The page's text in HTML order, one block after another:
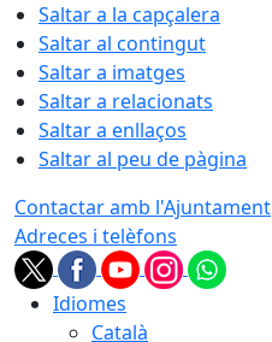
Saltar a la capçalera
Saltar al contingut
Saltar a imatges
Saltar a relacionats
Saltar a enllaços
Saltar al peu de pàgina
Contactar amb l'Ajuntament
Adreces i telèfons
Idiomes
Català